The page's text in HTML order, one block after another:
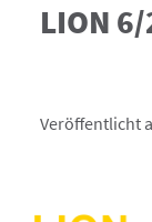
LION
Veröffentlicht